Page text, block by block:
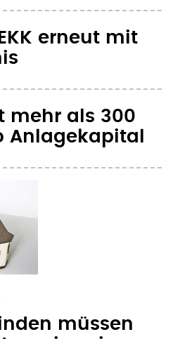
erneut mit
mehr als 300
Anlagekapital
müssen